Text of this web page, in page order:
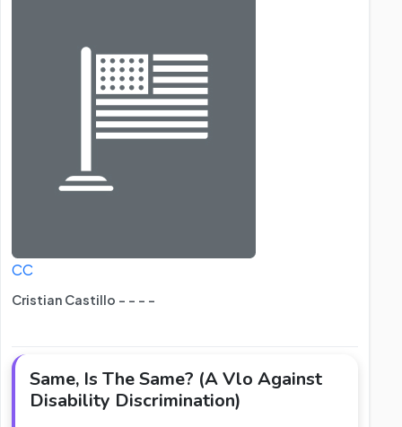
CC
Cristian Castillo - - - -
Same, Is The Same? (A Vlo Against
Disability Discrimination)